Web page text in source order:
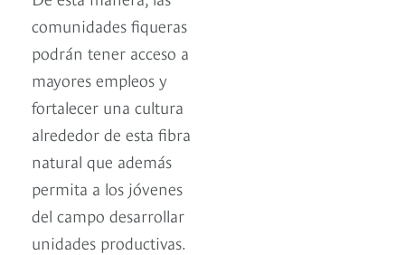
comunidades fiqueras
podrán tener acceso a
mayores empleos y
fortalecer una cultura
alrededor de esta fibra
natural que además
permita a los jóvenes
del campo desarrollar
unidades productivas.